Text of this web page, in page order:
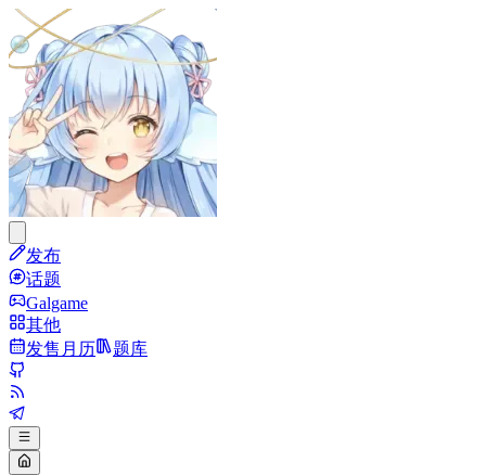
发布
话题
Galgame
其他
发售月历
题库